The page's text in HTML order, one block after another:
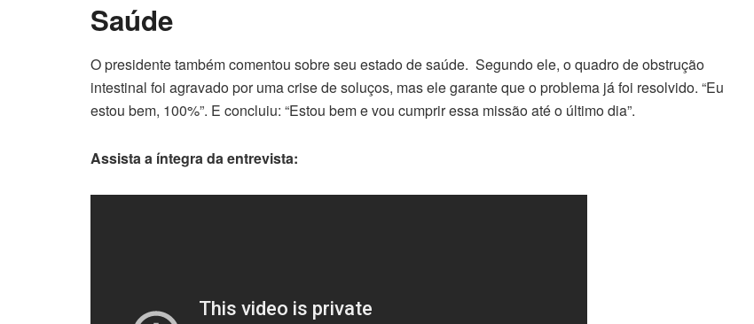
Saúde
O presidente também comentou sobre seu estado de saúde. Segundo ele, o quadro de obstrução
intestinal foi agravado por uma crise de soluços, mas ele garante que o problema já foi resolvido. “Eu
estou bem, 100%”. E concluiu: “Estou bem e vou cumprir essa missão até o último dia”.
Assista a íntegra da entrevista: